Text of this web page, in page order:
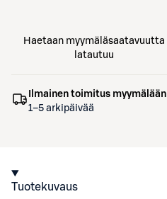
Haetaan myymäläsaatavuutta
latautuu
Ilmainen toimitus myymälään
1–5 arkipäivää
Tuotekuvaus